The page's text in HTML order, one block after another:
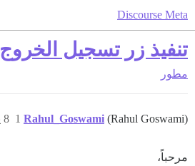
Discourse Meta
تنفيذ زر تسجيل الخروج
مطور
Rahul_Goswami (Rahul Goswami) 8 يوليو 2019، 1:08م 1
مرحباً،